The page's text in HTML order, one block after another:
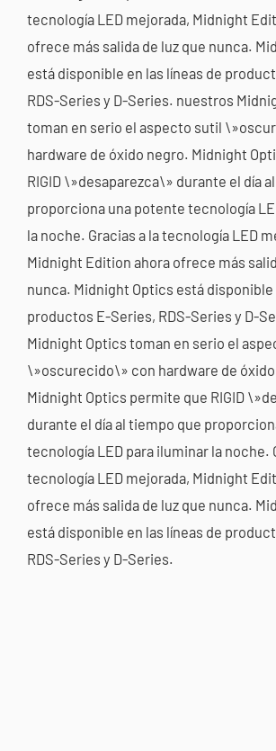
tecnología LED mejorada, Midnight
ofrece más salida de luz que nunca.
está disponible en las líneas de
RDS-Series y D-Series. nuestros
toman en serio el aspecto sutil
hardware de óxido negro. Midnight
RIGID \»desaparezca\» durante el día
proporciona una potente tecnología
la noche. Gracias a la tecnología LED
Midnight Edition ahora ofrece más
nunca. Midnight Optics está disponible
productos E-Series, RDS-Series y D-
Midnight Optics toman en serio el
\»oscurecido\» con hardware de
Midnight Optics permite que RIGID
durante el día al tiempo que
tecnología LED para iluminar la noche.
tecnología LED mejorada, Midnight
ofrece más salida de luz que nunca.
está disponible en las líneas de
RDS-Series y D-Series.